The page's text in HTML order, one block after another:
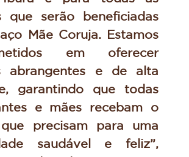
que serão beneficiadas
Mãe Coruja. Estamos
em oferecer
abrangentes e de alta
garantindo que todas
e mães recebam o
precisam para uma
saudável e feliz”,